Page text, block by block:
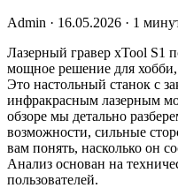
Admin · 16.05.2026 · 1
Лазерный гравер xTool S1
мощное решение для хобби,
Это настольный станок с
инфракрасным лазерным
обзоре мы детально
возможности, сильные
вам понять, насколько он
Анализ основан на
пользователей.